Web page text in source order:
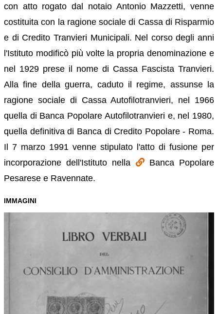
con atto rogato dal notaio Antonio Mazzetti, venne
costituita con la ragione sociale di Cassa di Risparmio
e di Credito Tranvieri Municipali. Nel corso degli anni
l'Istituto modificò più volte la propria denominazione e
nel 1929 prese il nome di Cassa Fascista Tranvieri.
Alla fine della guerra, caduto il regime, assunse la
ragione sociale di Cassa Autofilotranvieri, nel 1966
quella di Banca Popolare Autofilotranvieri e, nel 1980,
quella definitiva di Banca di Credito Popolare - Roma.
Il 7 marzo 1991 venne stipulato l'atto di fusione per
incorporazione dell'Istituto nella
Banca Popolare
Pesarese e Ravennate.
IMMAGINI